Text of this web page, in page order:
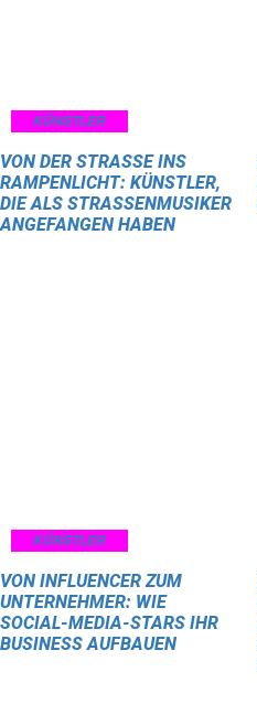
KÜNSTLER
VON DER STRASSE INS R
AMPENLICHT: KÜNSTLER, D
IE ALS STRASSENMUSIKER AN
GEFANGEN HABEN
KÜNSTLER
VON INFLUENCER ZUM
UNTERNEHMER: WIE
SOCIAL-MEDIA-STARS IHR
BUSINESS AUFBAUEN